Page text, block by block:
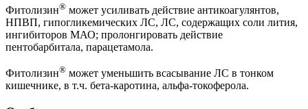
Фитолизин® может усиливать действие антикоагулянтов,
НПВП, гипогликемических ЛС, ЛС, содержащих соли лития,
ингибиторов МАО; пролонгировать действие
пентобарбитала, парацетамола.
Фитолизин® может уменьшить всасывание ЛС в тонком
кишечнике, в т.ч. бета-каротина, альфа-токоферола.